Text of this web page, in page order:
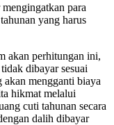
para
yang harus
akan perhitungan ini,
dibayar sesuai
mengganti biaya
hikmat melalui
cuti tahunan secara
dalih dibayar